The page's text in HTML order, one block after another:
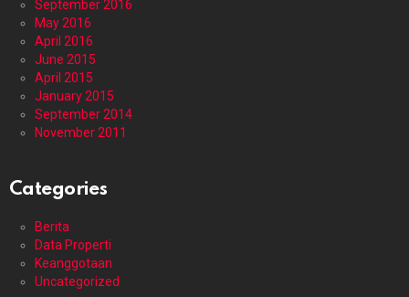
September 2016
May 2016
April 2016
June 2015
April 2015
January 2015
September 2014
November 2011
Categories
Berita
Data Properti
Keanggotaan
Uncategorized